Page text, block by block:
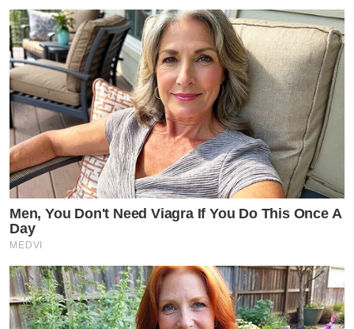
Men, You Don't Need Viagra If You Do This Once A
Day
MEDVI